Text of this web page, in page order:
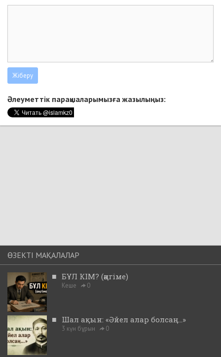
Әлеуметтік парақшаларымызға жазылыңыз:
ӨЗЕКТІ МАҚАЛАЛАР
■ БҰЛ КІМ? (әңгіме)
Кеше 0
■ Шал ақын: «Әйел алар болсаң...»
3 күн бұрын 0